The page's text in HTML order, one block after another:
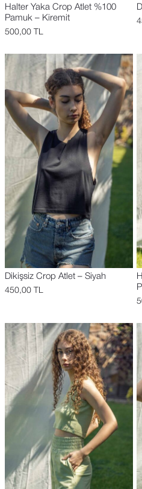
Halter Yaka Crop Atlet %100
Pamuk – Kiremit
500,00 TL
Dikişsiz Crop Atlet – Siyah
450,00 TL